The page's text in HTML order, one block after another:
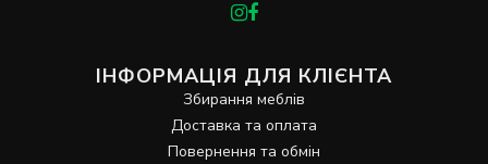
ІНФОРМАЦІЯ ДЛЯ КЛІЄНТА
Збирання меблів
Доставка та оплата
Повернення та обмін